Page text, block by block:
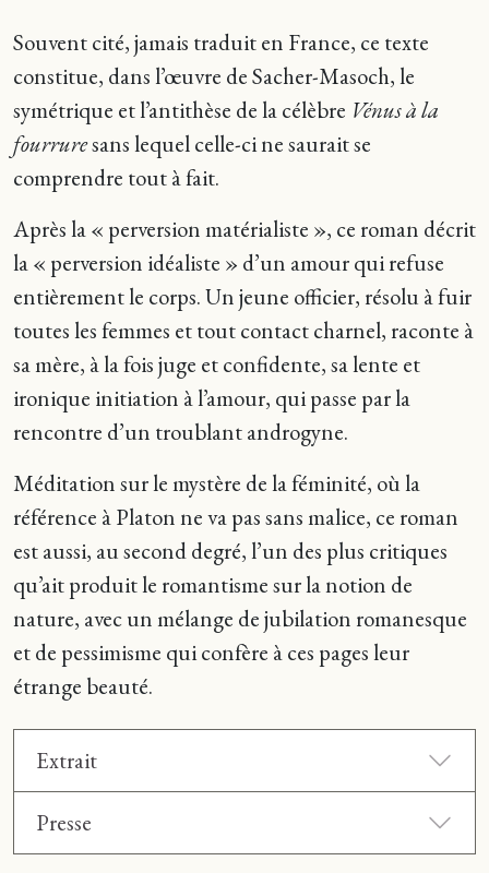
Souvent cité, jamais traduit en France, ce texte
constitue, dans l’œuvre de Sacher-Masoch, le
symétrique et l’antithèse de la célèbre Vénus à la
fourruresans lequel celle-ci ne saurait se
comprendre tout à fait.
Après la « perversion matérialiste », ce roman décrit
la « perversion idéaliste » d’un amour qui refuse
entièrement le corps. Un jeune officier, résolu à fuir
toutes les femmes et tout contact charnel, raconte à
sa mère, à la fois juge et confidente, sa lente et
ironique initiation à l’amour, qui passe par la
rencontre d’un troublant androgyne.
Méditation sur le mystère de la féminité, où la
référence à Platon ne va pas sans malice, ce roman
est aussi, au second degré, l’un des plus critiques
qu’ait produit le romantisme sur la notion de
nature, avec un mélange de jubilation romanesque
et de pessimisme qui confère à ces pages leur
étrange beauté.
Extrait
Presse